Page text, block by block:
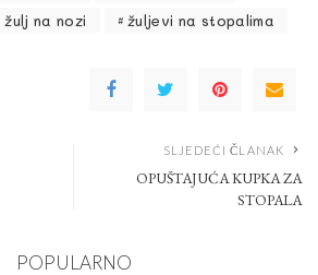
žulj na nozi žuljevi na stopalima
SLJEDEĆI ČLANAK
OPUŠTAJUĆA KUPKA ZA
STOPALA
POPULARNO